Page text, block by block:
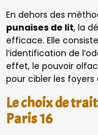
En dehors des
punaises de lit, la
efficace. Elle
l’identification de
effet, le pouvoir
pour cibler les
Le choix de
Paris 16